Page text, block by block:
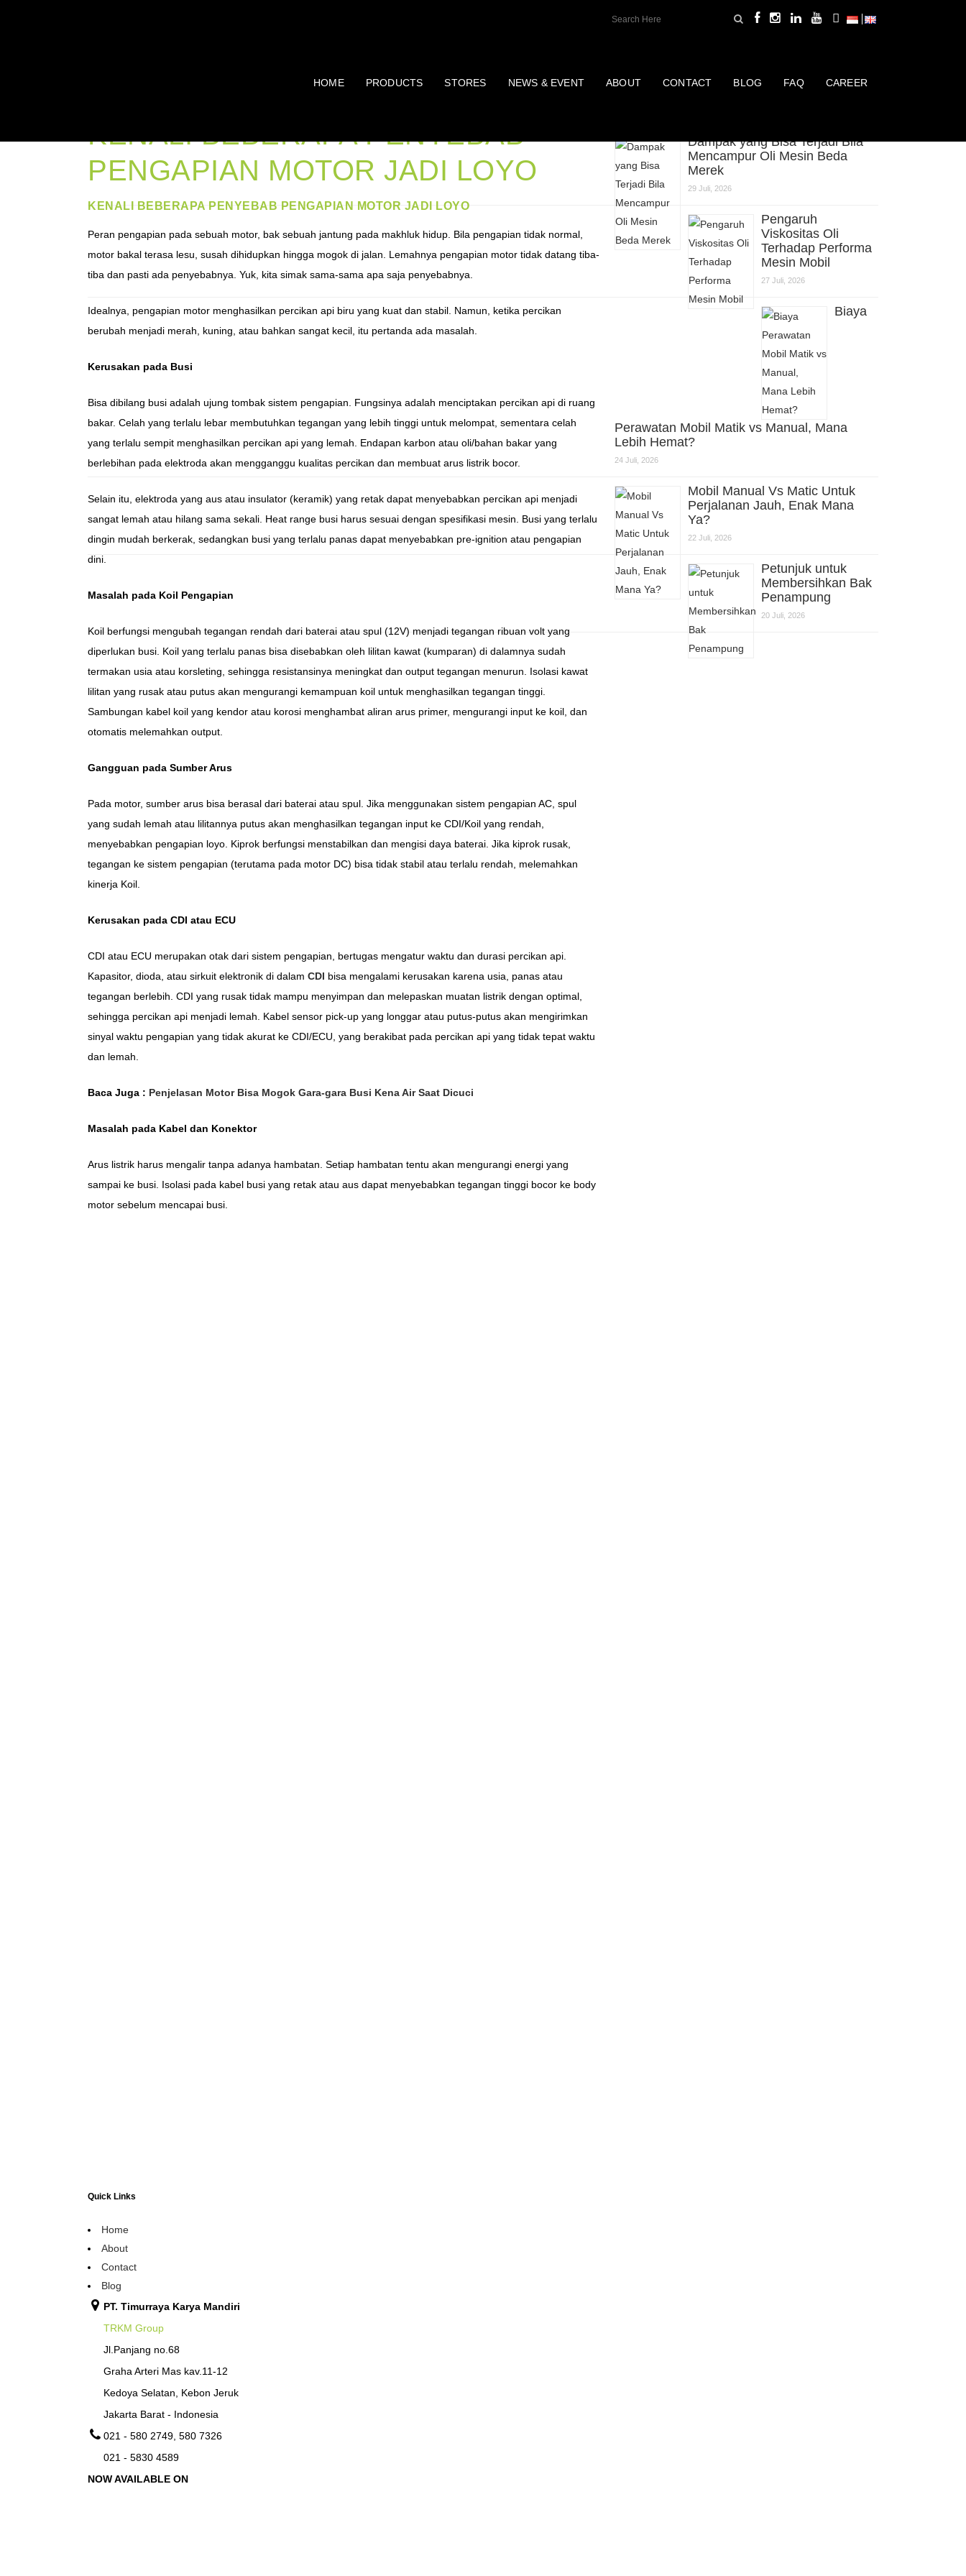
HOME PRODUCTS STORES NEWS & EVENT ABOUT CONTACT BLOG FAQ CAREER
KENALI BEBERAPA PENYEBAB
PENGAPIAN MOTOR JADI LOYO
KENALI BEBERAPA PENYEBAB PENGAPIAN MOTOR JADI LOYO
Peran pengapian pada sebuah motor, bak sebuah jantung pada makhluk hidup. Bila pengapian tidak normal,
motor bakal terasa lesu, susah dihidupkan hingga mogok di jalan. Lemahnya pengapian motor tidak datang tiba-
tiba dan pasti ada penyebabnya. Yuk, kita simak sama-sama apa saja penyebabnya.
Idealnya, pengapian motor menghasilkan percikan api biru yang kuat dan stabil. Namun, ketika percikan
berubah menjadi merah, kuning, atau bahkan sangat kecil, itu pertanda ada masalah.
Kerusakan pada Busi
Bisa dibilang busi adalah ujung tombak sistem pengapian. Fungsinya adalah menciptakan percikan api di ruang
bakar. Celah yang terlalu lebar membutuhkan tegangan yang lebih tinggi untuk melompat, sementara celah
yang terlalu sempit menghasilkan percikan api yang lemah. Endapan karbon atau oli/bahan bakar yang
berlebihan pada elektroda akan mengganggu kualitas percikan dan membuat arus listrik bocor.
Selain itu, elektroda yang aus atau insulator (keramik) yang retak dapat menyebabkan percikan api menjadi
sangat lemah atau hilang sama sekali. Heat range busi harus sesuai dengan spesifikasi mesin. Busi yang terlalu
dingin mudah berkerak, sedangkan busi yang terlalu panas dapat menyebabkan pre-ignition atau pengapian
dini.
Masalah pada Koil Pengapian
Koil berfungsi mengubah tegangan rendah dari baterai atau spul (12V) menjadi tegangan ribuan volt yang
diperlukan busi. Koil yang terlalu panas bisa disebabkan oleh lilitan kawat (kumparan) di dalamnya sudah
termakan usia atau korsleting, sehingga resistansinya meningkat dan output tegangan menurun. Isolasi kawat
lilitan yang rusak atau putus akan mengurangi kemampuan koil untuk menghasilkan tegangan tinggi.
Sambungan kabel koil yang kendor atau korosi menghambat aliran arus primer, mengurangi input ke koil, dan
otomatis melemahkan output.
Gangguan pada Sumber Arus
Pada motor, sumber arus bisa berasal dari baterai atau spul. Jika menggunakan sistem pengapian AC, spul
yang sudah lemah atau lilitannya putus akan menghasilkan tegangan input ke CDI/Koil yang rendah,
menyebabkan pengapian loyo. Kiprok berfungsi menstabilkan dan mengisi daya baterai. Jika kiprok rusak,
tegangan ke sistem pengapian (terutama pada motor DC) bisa tidak stabil atau terlalu rendah, melemahkan
kinerja Koil.
Kerusakan pada CDI atau ECU
CDI atau ECU merupakan otak dari sistem pengapian, bertugas mengatur waktu dan durasi percikan api.
Kapasitor, dioda, atau sirkuit elektronik di dalam CDI bisa mengalami kerusakan karena usia, panas atau
tegangan berlebih. CDI yang rusak tidak mampu menyimpan dan melepaskan muatan listrik dengan optimal,
sehingga percikan api menjadi lemah. Kabel sensor pick-up yang longgar atau putus-putus akan mengirimkan
sinyal waktu pengapian yang tidak akurat ke CDI/ECU, yang berakibat pada percikan api yang tidak tepat waktu
dan lemah.
Baca Juga : Penjelasan Motor Bisa Mogok Gara-gara Busi Kena Air Saat Dicuci
Masalah pada Kabel dan Konektor
Arus listrik harus mengalir tanpa adanya hambatan. Setiap hambatan tentu akan mengurangi energi yang
sampai ke busi. Isolasi pada kabel busi yang retak atau aus dapat menyebabkan tegangan tinggi bocor ke body
motor sebelum mencapai busi.
Dampak yang Bisa Terjadi Bila
Mencampur Oli Mesin Beda
Merek
29 Juli, 2026
Pengaruh
Viskositas Oli
Terhadap Performa
Mesin Mobil
27 Juli, 2026
Biaya
Perawatan Mobil Matik vs Manual, Mana
Lebih Hemat?
24 Juli, 2026
Mobil Manual Vs Matic Untuk
Perjalanan Jauh, Enak Mana
Ya?
22 Juli, 2026
Petunjuk untuk
Membersihkan Bak
Penampung
20 Juli, 2026
Quick Links
Home
About
Contact
Blog
PT. Timurraya Karya Mandiri
TRKM Group
Jl.Panjang no.68
Graha Arteri Mas kav.11-12
Kedoya Selatan, Kebon Jeruk
Jakarta Barat - Indonesia
021 - 580 2749, 580 7326
021 - 5830 4589
NOW AVAILABLE ON